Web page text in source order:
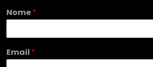
Nome*
*
N
Email *